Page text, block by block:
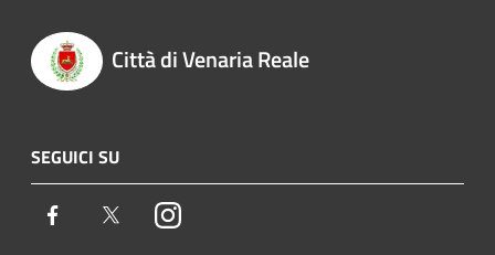
Città di Venaria Reale
SEGUICI SU
Facebook TwitterInstagram